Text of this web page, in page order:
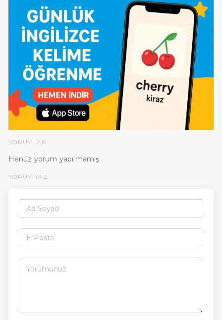
YORUMLAR
Henüz yorum yapılmamış.
YORUM YAZ